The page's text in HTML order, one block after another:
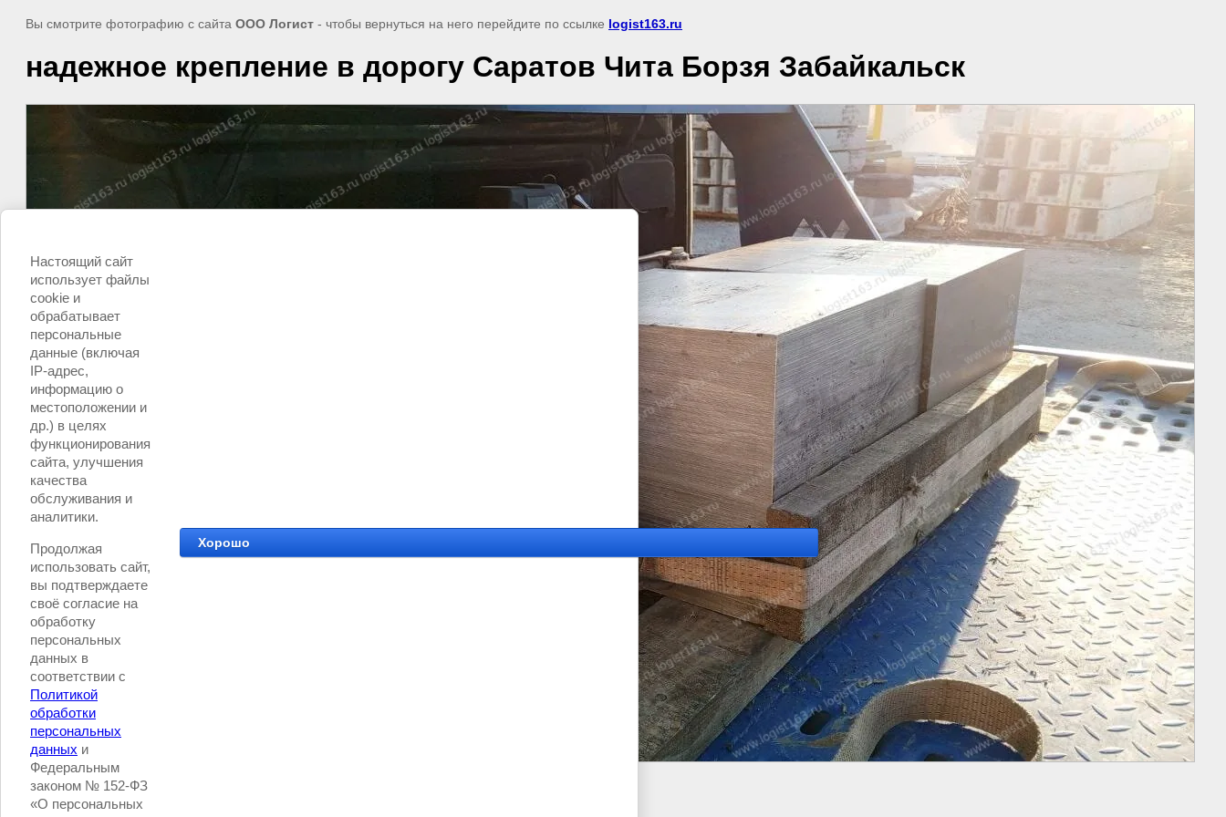
Вы смотрите фотографию с сайта ООО Логист - чтобы вернуться на него перейдите по ссылке logist163.ru
надежное крепление в дорогу Саратов Чита Борзя Забайкальск
©ООО Логист
Настоящий сайт
использует файлы
cookie и
обрабатывает
персональные
данные (включая
IP-адрес,
информацию о
местоположении и
др.) в целях
функционирования
сайта, улучшения
качества
обслуживания и
аналитики.
Продолжая
использовать сайт,
вы подтверждаете
своё согласие на
обработку
персональных
данных в
соответствии с
Политикой
обработки
персональных
данных и
Федеральным
законом № 152-ФЗ
«О персональных
Хорошо